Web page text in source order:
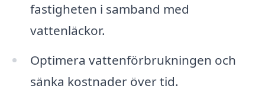
fastigheten i samband med
vattenläckor.
Optimera vattenförbrukningen och
sänka kostnader över tid.